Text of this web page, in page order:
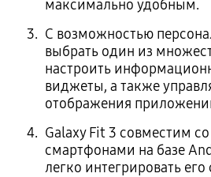
максимально удобным.
С возможностью
выбрать один из
настроить
виджеты, а также
отображения
Galaxy Fit 3 совместим
смартфонами на базе
легко интегрировать